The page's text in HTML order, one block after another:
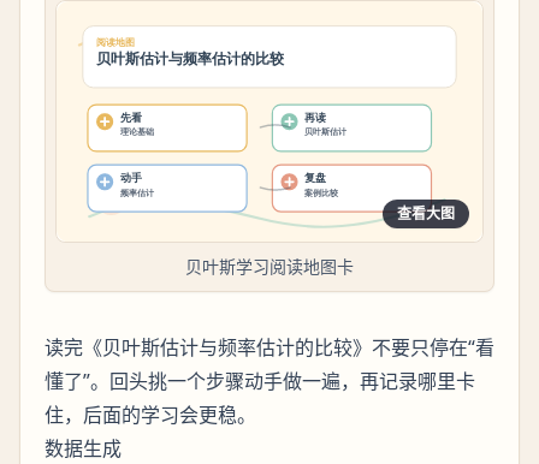
查看大图
贝叶斯学习阅读地图卡
读完《贝叶斯估计与频率估计的比较》不要只停在“看
懂了”。回头挑一个步骤动手做一遍，再记录哪里卡
住，后面的学习会更稳。
数据生成